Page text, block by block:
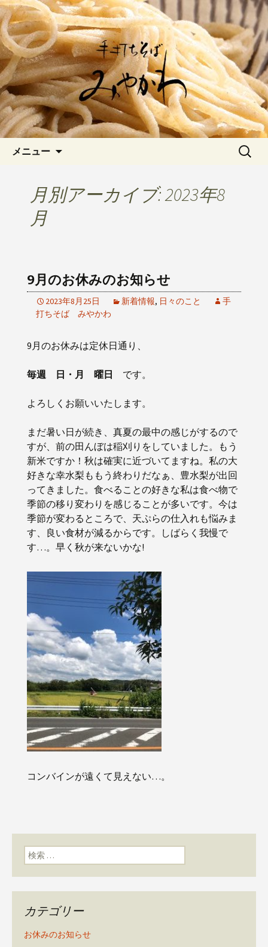
岡崎の「手打ちそば みやか
わ」のブログです
愛知県岡崎市でひっそりと佇む「手打
ちそばみやかわ」では自家製粉にこだ
わった一日十食限定の十割そばをお楽
しみいただけます。新しいそばや季節
の食材を使用した天婦羅メニューなど
新着情報はこちら
メニュー
検
月別アーカイブ: 2023年8
月
9月のお休みのお知らせ
2023年8月25日 新着情報, 日々のこと
手
打ちそば みやかわ
9月のお休みは定休日通り、
毎週 日・月 曜日 です。
よろしくお願いいたします。
まだ暑い日が続き、真夏の最中の感じがするので
すが、前の田んぼは稲刈りをしていました。もう
新米ですか！秋は確実に近づいてますね。私の大
好きな幸水梨ももう終わりだなぁ、豊水梨が出回
ってきました。食べることの好きな私は食べ物で
季節の移り変わりを感じることが多いです。今は
季節が変わるところで、天ぷらの仕入れも悩みま
す、良い食材が減るからです。しばらく我慢で
す…。早く秋が来ないかな!
コンバインが遠くて見えない…。
検索:
カテゴリー
お休みのお知らせ